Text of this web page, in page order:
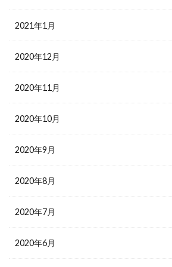
2021年1月
2020年12月
2020年11月
2020年10月
2020年9月
2020年8月
2020年7月
2020年6月